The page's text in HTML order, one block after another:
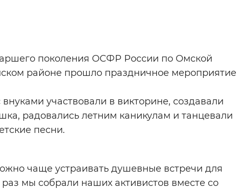
: Включены Выключены
: Воспроизвести Остановить
поколения ОСФР России по Омской
районе прошло праздничное мероприятие
участвовали в викторине, создавали
радовались летним каникулам и танцевали
песни.
чаще устраивать душевные встречи для
мы собрали наших активистов вместе со